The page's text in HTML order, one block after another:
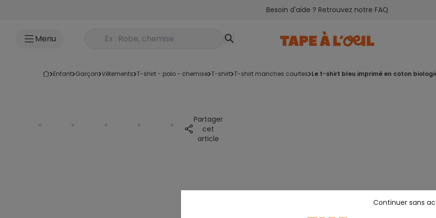
Besoin d'aide ? Retrouvez notre FAQ
Menu Rechercher un produit
enfant garçon vêtements t-shirt - polo - chemise t-shirt t-shirt manches courtes le t-shirt bleu imprimé en coton
Partager
cet
article
Continuer sans